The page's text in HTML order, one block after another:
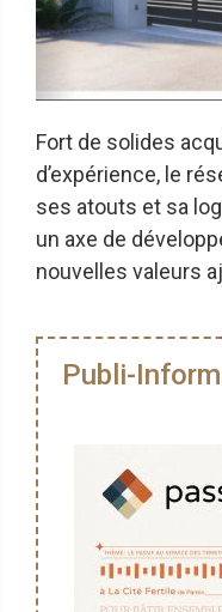
Fort de solides
d’expérience, le
ses atouts et sa
un axe de
nouvelles valeurs
Publi-